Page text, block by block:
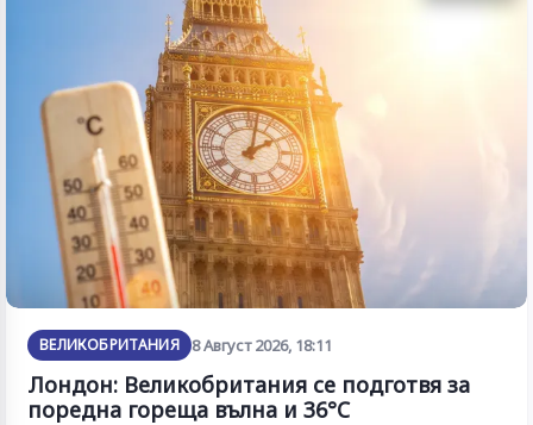
ВЕЛИКОБРИТАНИЯ 8 Август 2026, 18:11
Лондон: Великобритания се подготвя за
поредна гореща вълна и 36°C